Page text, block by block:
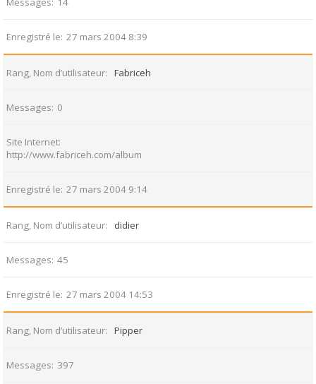
Enregistré le 27 mars 2004 8:39
Rang, Nom d’utilisateur Fabriceh
Messages 0
Site Internet
http://www.fabriceh.com/album
Enregistré le 27 mars 2004 9:14
Rang, Nom d’utilisateur didier
Messages 45
Enregistré le 27 mars 2004 14:53
Rang, Nom d’utilisateur Pipper
Messages 397